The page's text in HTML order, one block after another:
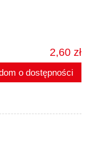
2,60 zł
o dostępności